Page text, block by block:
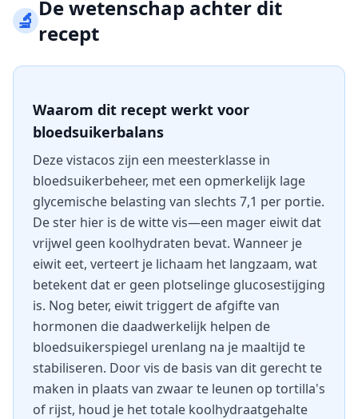
🔬De wetenschap achter dit
recept
Waarom dit recept werkt voor
bloedsuikerbalans
Deze vistacos zijn een meesterklasse in
bloedsuikerbeheer, met een opmerkelijk lage
glycemische belasting van slechts 7,1 per portie.
De ster hier is de witte vis—een mager eiwit dat
vrijwel geen koolhydraten bevat. Wanneer je
eiwit eet, verteert je lichaam het langzaam, wat
betekent dat er geen plotselinge glucosestijging
is. Nog beter, eiwit triggert de afgifte van
hormonen die daadwerkelijk helpen de
bloedsuikerspiegel urenlang na je maaltijd te
stabiliseren. Door vis de basis van dit gerecht te
maken in plaats van zwaar te leunen op tortilla's
of rijst, houd je het totale koolhydraatgehalte